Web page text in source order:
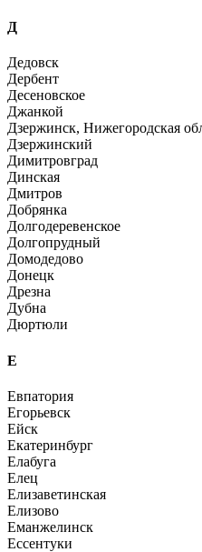
Д
Дедовск
Дербент
Десеновское
Джанкой
Дзержинск, Нижегородская
Дзержинский
Димитровград
Динская
Дмитров
Добрянка
Долгодеревенское
Долгопрудный
Домодедово
Донецк
Дрезна
Дубна
Дюртюли
Е
Евпатория
Егорьевск
Ейск
Екатеринбург
Елабуга
Елец
Елизаветинская
Елизово
Еманжелинск
Ессентуки